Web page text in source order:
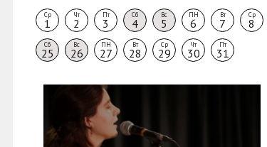
Ср
1
Чт
2
Пт
3
Сб
4
Вс
5
ПН
6
Вт
7
Ср
8
Сб
25
Вс
26
ПН
27
Вт
28
Ср
29
Чт
30
Пт
31